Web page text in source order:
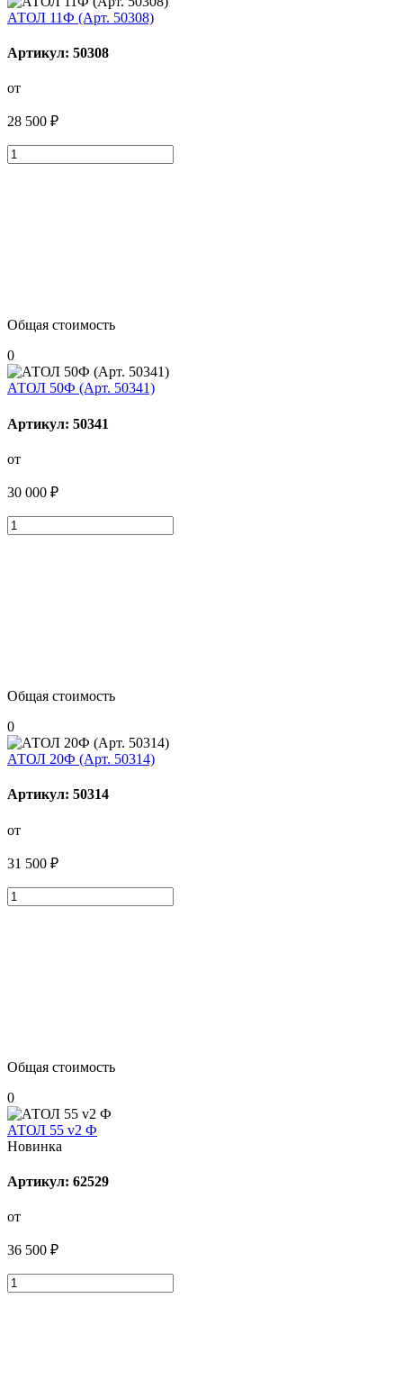
АТОЛ 11Ф (Арт. 50308)
Артикул: 50308
от
28 500 ₽
Общая стоимость
0
АТОЛ 50Ф (Арт. 50341)
Артикул: 50341
от
30 000 ₽
Общая стоимость
0
АТОЛ 20Ф (Арт. 50314)
Артикул: 50314
от
31 500 ₽
Общая стоимость
0
АТОЛ 55 v2 Ф
Новинка
Артикул: 62529
от
36 500 ₽